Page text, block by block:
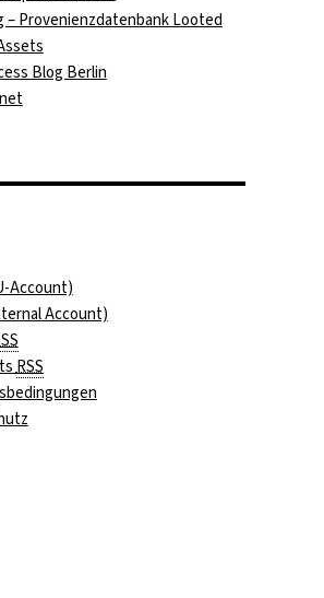
– Provenienzdatenbank Looted
Blog Berlin
Account)
Account)
RSS